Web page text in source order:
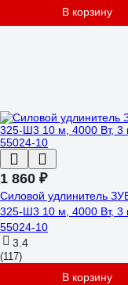
В корзину
1 860 ₽
Силовой удлинитель
325-Ш3 10 м, 4000 Вт, 3
55024-10
3.4
(117)
В корзину